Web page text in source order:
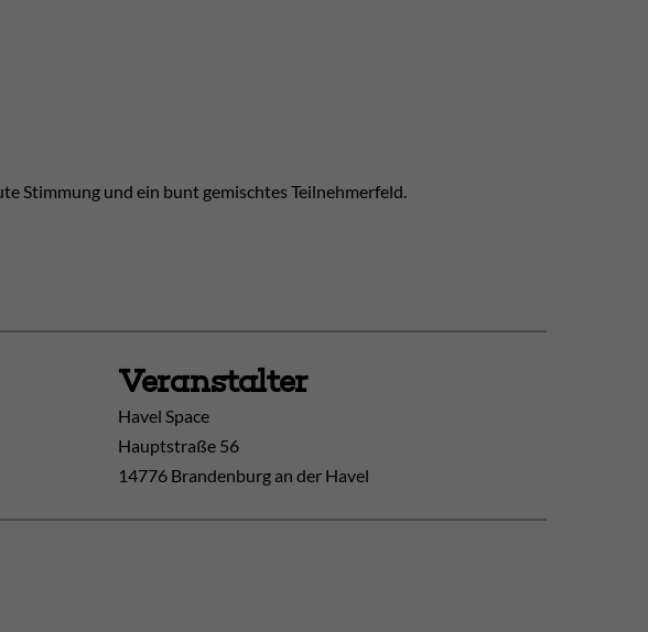
Stimmung und ein bunt gemischtes Teilnehmerfeld.
Veranstalter
Havel Space
Hauptstraße 56
14776 Brandenburg an der Havel